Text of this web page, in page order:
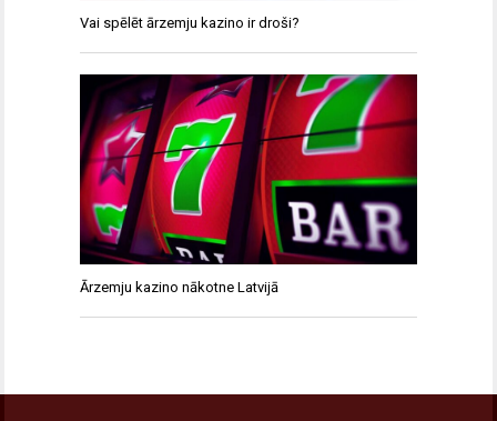
Vai spēlēt ārzemju kazino ir droši?
Ārzemju kazino nākotne Latvijā